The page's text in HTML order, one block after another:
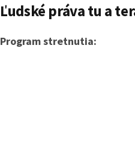
Ľudské práva tu a
Program stretnutia: